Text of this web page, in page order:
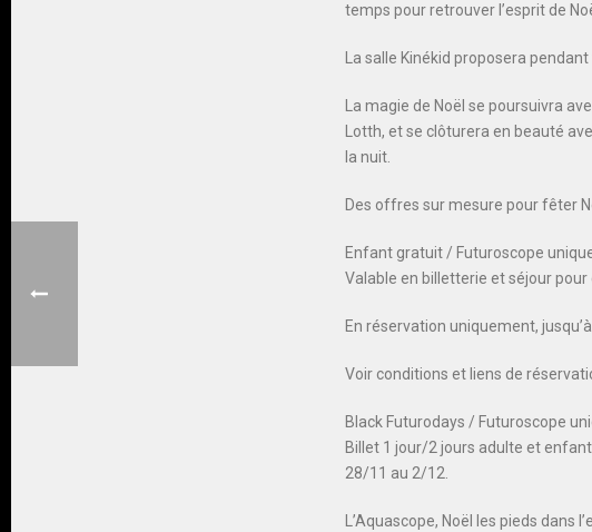
temps pour retrouver l’esprit de
La salle Kinékid proposera
La magie de Noël se poursuivra
Lotth, et se clôturera en beauté
la nuit.
Des offres sur mesure pour fêter
Enfant gratuit / Futuroscope
Valable en billetterie et séjour
En réservation uniquement,
Voir conditions et liens de
Black Futurodays / Futuroscope
Billet 1 jour/2 jours adulte et
28/11 au 2/12.
L’Aquascope, Noël les pieds dans